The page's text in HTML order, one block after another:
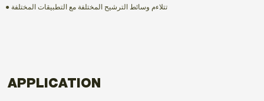
● تتلاءم وسائط الترشيح المختلفة مع التطبيقات المختلفة
APPLICATION